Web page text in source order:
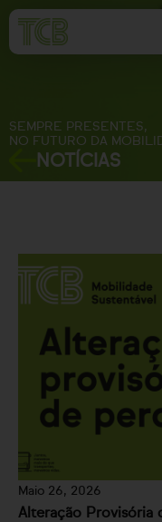
SEMPRE PRESENTES,
NO FUTURO DA
NOTÍCIAS
Alteração Provisória
Maio 26, 2026